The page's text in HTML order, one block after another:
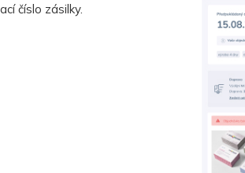
číslo zásilky.